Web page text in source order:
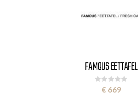
FAMOUS EETTAFEL
Rating:
€ 669